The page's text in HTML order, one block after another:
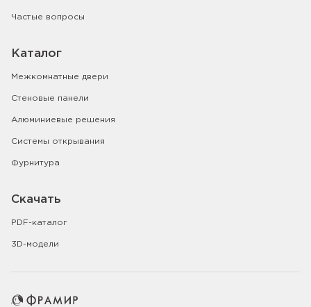
Частые вопросы
Каталог
Межкомнатные двери
Стеновые панели
Алюминиевые решения
Системы открывания
Фурнитура
Скачать
PDF-каталог
3D-модели